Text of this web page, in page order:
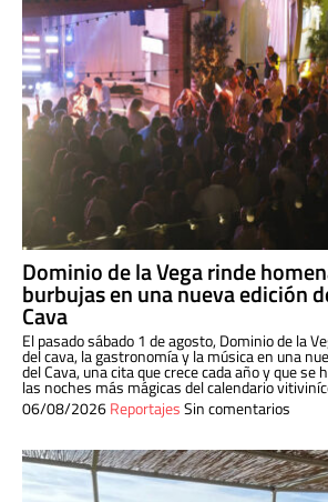
Dominio de la Vega rinde
burbujas en una nueva edición
Cava
El pasado sábado 1 de agosto, Dominio de la
del cava, la gastronomía y la música en una
del Cava, una cita que crece cada año y que se
las noches más mágicas del calendario
06/08/2026ReportajesSin comentarios